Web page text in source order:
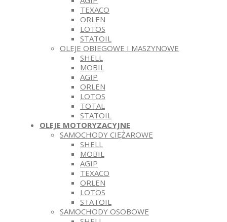
TEXACO
ORLEN
LOTOS
STATOIL
OLEJE OBIEGOWE I MASZYNOWE
SHELL
MOBIL
AGIP
ORLEN
LOTOS
TOTAL
STATOIL
OLEJE MOTORYZACYJNE
SAMOCHODY CIĘŻAROWE
SHELL
MOBIL
AGIP
TEXACO
ORLEN
LOTOS
STATOIL
SAMOCHODY OSOBOWE